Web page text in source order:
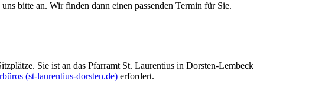
bitte an. Wir finden dann einen passenden Termin für Sie.
Sie ist an das Pfarramt St. Laurentius in Dorsten-Lembeck
(st-laurentius-dorsten.de) erfordert.